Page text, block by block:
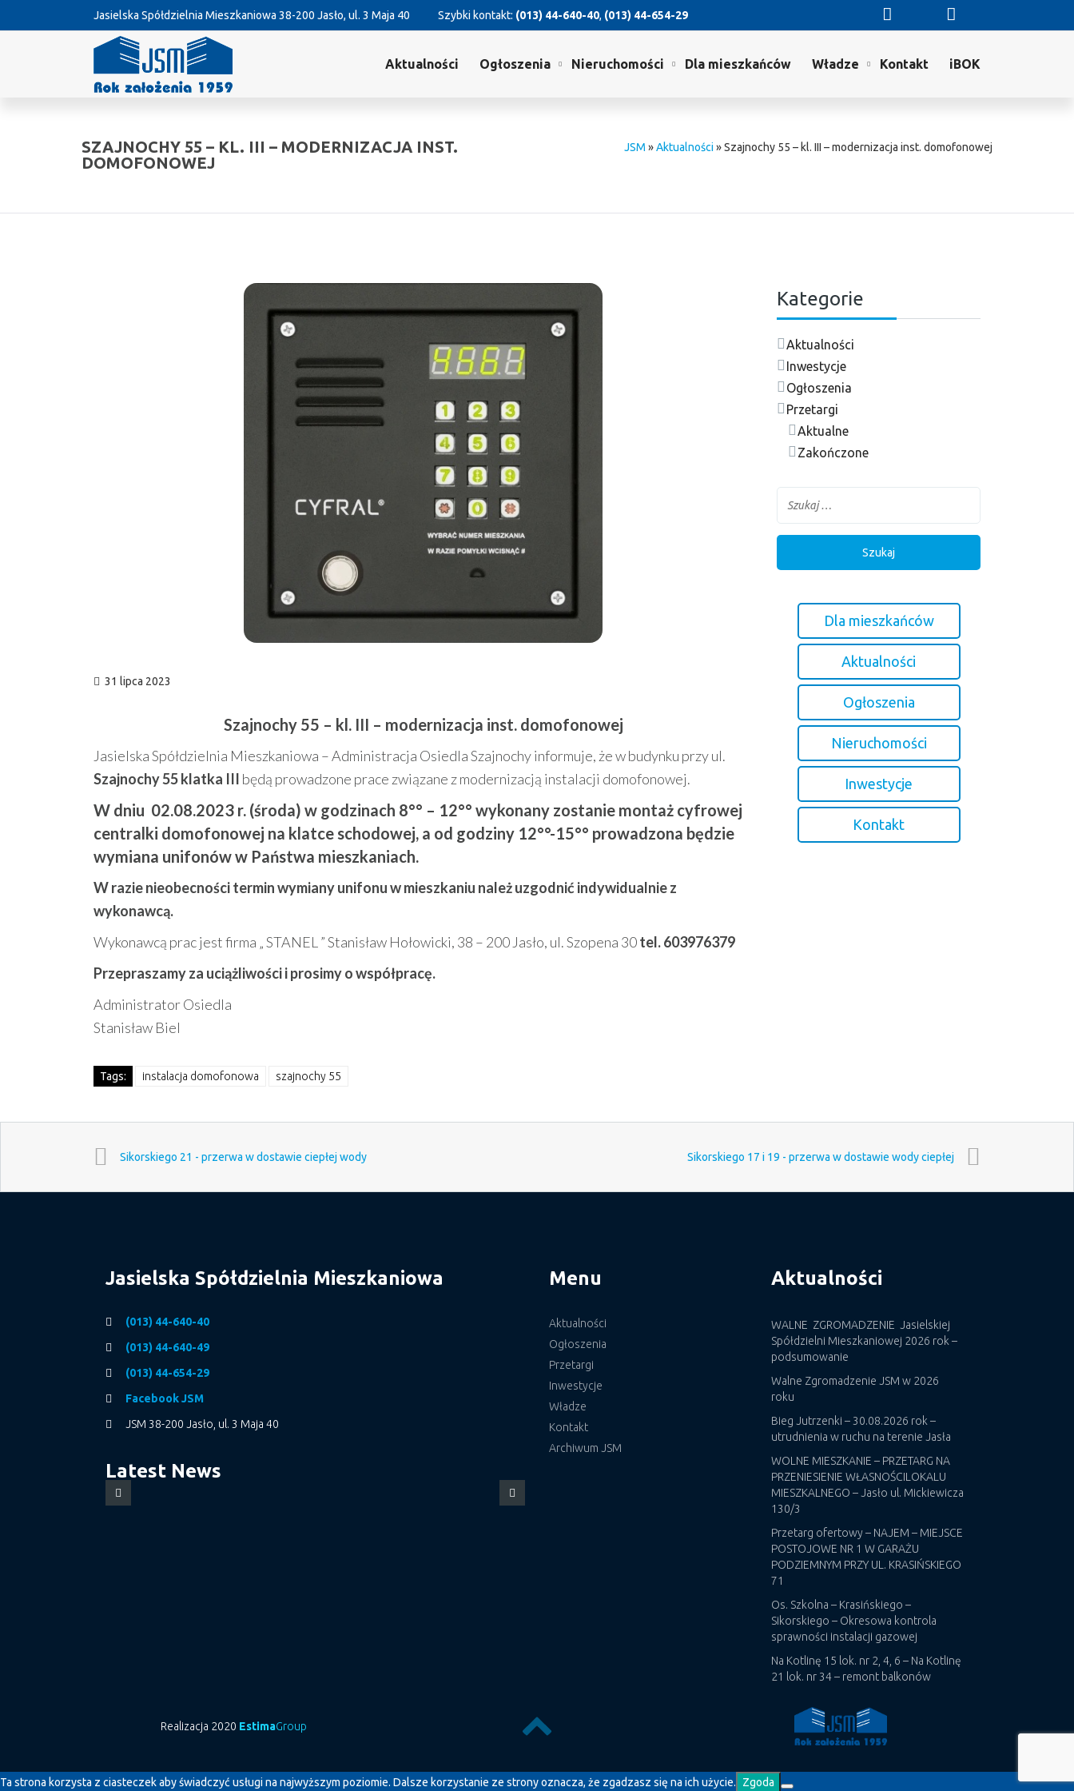
Jasielska Spółdzielnia Mieszkaniowa 38-200 Jasło, ul. 3 Maja 40 Szybki kontakt: (013) 44-640-40, (013) 44-654-29
Aktualności Ogłoszenia Nieruchomości Dla mieszkańców Władze Kontakt iBOK
SZAJNOCHY 55 – KL. III – MODERNIZACJA INST.
DOMOFONOWEJ
JSM »Aktualności»Szajnochy 55 – kl. III – modernizacja inst. domofonowej
31 lipca 2023
Szajnochy 55 – kl. III – modernizacja inst. domofonowej
Jasielska Spółdzielnia Mieszkaniowa – Administracja Osiedla Szajnochy informuje, że w budynku przy ul.
Szajnochy 55 klatka III będą prowadzone prace związane z modernizacją instalacji domofonowej.
W dniu 02.08.2023 r. (środa) w godzinach 8°° – 12°° wykonany zostanie montaż cyfrowej
centralki domofonowej na klatce schodowej, a od godziny 12°°-15°° prowadzona będzie
wymiana unifonów w Państwa mieszkaniach.
W razie nieobecności termin wymiany unifonu w mieszkaniu należ uzgodnić indywidualnie z
wykonawcą.
Wykonawcą prac jest firma „ STANEL ” Stanisław Hołowicki, 38 – 200 Jasło, ul. Szopena 30tel. 603976379
Przepraszamy za uciążliwości i prosimy o współpracę.
Administrator Osiedla
Stanisław Biel
Tags: instalacja domofonowa szajnochy 55
Kategorie
Aktualności
Inwestycje
Ogłoszenia
Przetargi
Aktualne
Zakończone
Dla mieszkańców
Aktualności
Ogłoszenia
Nieruchomości
Inwestycje
Kontakt
Sikorskiego 21 - przerwa w dostawie ciepłej wody Sikorskiego 17 i 19 - przerwa w dostawie wody ciepłej
Jasielska Spółdzielnia Mieszkaniowa
(013) 44-640-40
(013) 44-640-49
(013) 44-654-29
Facebook JSM
JSM 38-200 Jasło, ul. 3 Maja 40
Latest News
Menu
Aktualności
Ogłoszenia
Przetargi
Inwestycje
Władze
Kontakt
Archiwum JSM
Aktualności
WALNE ZGROMADZENIE Jasielskiej
Spółdzielni Mieszkaniowej 2026 rok –
podsumowanie
Walne Zgromadzenie JSM w 2026
roku
Bieg Jutrzenki – 30.08.2026 rok –
utrudnienia w ruchu na terenie Jasła
WOLNE MIESZKANIE – PRZETARG NA
PRZENIESIENIE WŁASNOŚCILOKALU
MIESZKALNEGO – Jasło ul. Mickiewicza
130/3
Przetarg ofertowy – NAJEM – MIEJSCE
POSTOJOWE NR 1 W GARAŻU
PODZIEMNYM PRZY UL. KRASIŃSKIEGO
71
Os. Szkolna – Krasińskiego –
Sikorskiego – Okresowa kontrola
sprawności instalacji gazowej
Na Kotlinę 15 lok. nr 2, 4, 6 – Na Kotlinę
21 lok. nr 34 – remont balkonów
Realizacja 2020 EstimaGroup
Ta strona korzysta z ciasteczek aby świadczyć usługi na najwyższym poziomie. Dalsze korzystanie ze strony oznacza, że zgadzasz się na ich użycie. Zgoda